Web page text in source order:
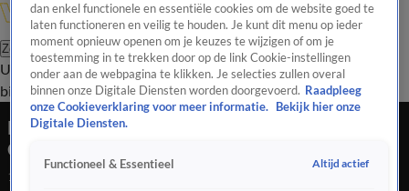
Zoeken
UitzendingenVandaag InsideDe OranjezomerShopUitzending
bijwonen
Nicky van der Gijp positief over toekomst
Oranje: 'Er komt echt veel talent aan'
1 juli 2026, 18:50
dan enkel functionele en essentiële cookies om de website goed te
laten functioneren en veilig te houden. Je kunt dit menu op ieder
moment opnieuw openen om je keuzes te wijzigen of om je
toestemming in te trekken door op de link Cookie-instellingen
onder aan de webpagina te klikken. Je selecties zullen overal
binnen onze Digitale Diensten worden doorgevoerd. Raadpleeg
onze Cookieverklaring voor meer informatie.
Bekijk hier onze
Digitale Diensten.
Functioneel & Essentieel Altijd actief